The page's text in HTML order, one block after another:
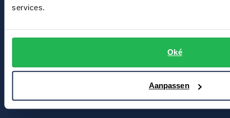
services.
Oké
Aanpassen
Tenson
Contact
Bert Schrier Herenmode
2311 CX Leiden
Voor jou